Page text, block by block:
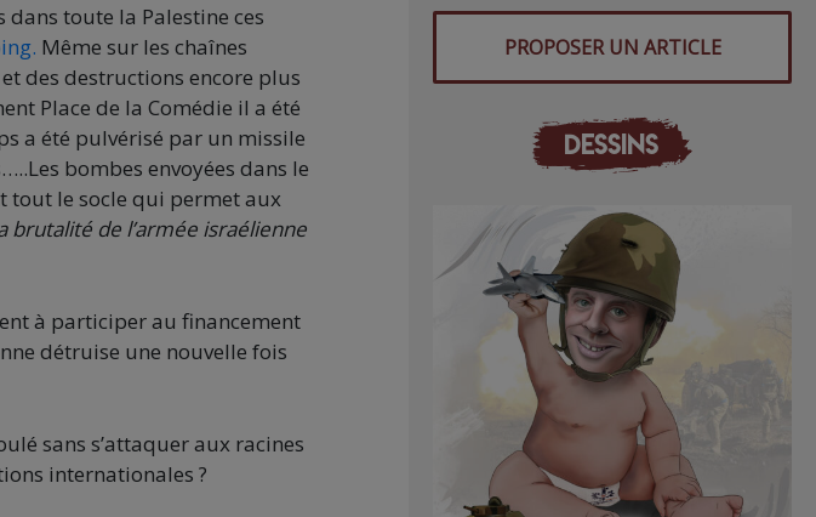
dans toute la Palestine ces
Même sur les chaînes
des destructions encore plus
Place de la Comédie il a été
a été pulvérisé par un missile
bombes envoyées dans le
tout le socle qui permet aux
brutalité de l’armée israélienne
à participer au financement
détruise une nouvelle fois
sans s’attaquer aux racines
internationales ?
PROPOSER UN ARTICLE
DESSINS